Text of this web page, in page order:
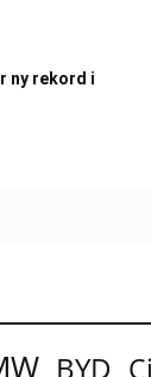
ny rekord i
BYD